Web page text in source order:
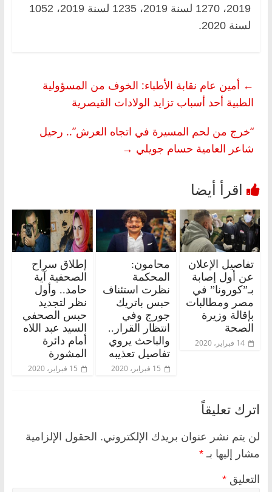
2019، 1270 لسنة 2019، 1235 لسنة 2019، 1052
لسنة 2020.
← أمين عام نقابة الأطباء: الخوف من المسؤولية
الطبية أحد أسباب تزايد الولادات القيصرية
“خرج من لحم المسيرة في اتجاه العرش”.. رحيل
شاعر العامية حسام جويلي →
تفاصيل الإعلان
عن أول إصابة
بـ”كورونا” في
مصر ومطالبات
بإقالة وزيرة
الصحة
14 فبراير، 2020
محامون:
المحكمة
نظرت استئناف
حبس باتريك
جورج وفي
انتظار القرار..
والباحث يروي
تفاصيل تعذيبه
15 فبراير، 2020
إطلاق سراح
الصحفية آية
حامد.. وأول
نظر لتجديد
حبس الصحفي
السيد عبد اللاه
أمام دائرة
المشورة
15 فبراير، 2020
اترك تعليقاً
لن يتم نشر عنوان بريدك الإلكتروني. الحقول الإلزامية
مشار إليها بـ *
التعليق *